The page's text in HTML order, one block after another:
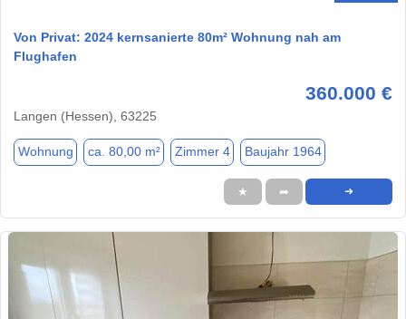
Von Privat: 2024 kernsanierte 80m² Wohnung nah am
Flughafen
360.000 €
Langen (Hessen), 63225
Wohnung ca. 80,00 m² Zimmer 4 Baujahr 1964
★ ➦ ➜